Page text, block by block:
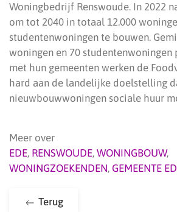
Woningbedrijf Renswoude. In 2022
om tot 2040 in totaal 12.000
studentenwoningen te bouwen.
woningen en 70 studentenwoningen
met hun gemeenten werken de
hard aan de landelijke doelstelling
nieuwbouwwoningen sociale huur
Meer over
EDE, RENSWOUDE, WONINGBOUW,
WONINGZOEKENDEN, GEMEENTE
Terug